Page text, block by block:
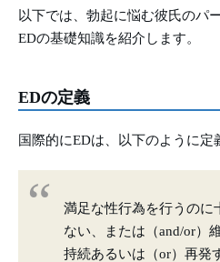
以下では、勃起に悩む彼氏のパ
EDの基礎知識を紹介します。
EDの定義
国際的にEDは、以下のように定
満足な性行為を行うのに
ない、または（and/or）
持続あるいは（or）再発